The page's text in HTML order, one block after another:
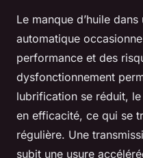
Le manque d’huile
automatique
performance et des
dysfonctionnement
lubrification se réduit,
en efficacité, ce qui se
régulière. Une
subit une usure